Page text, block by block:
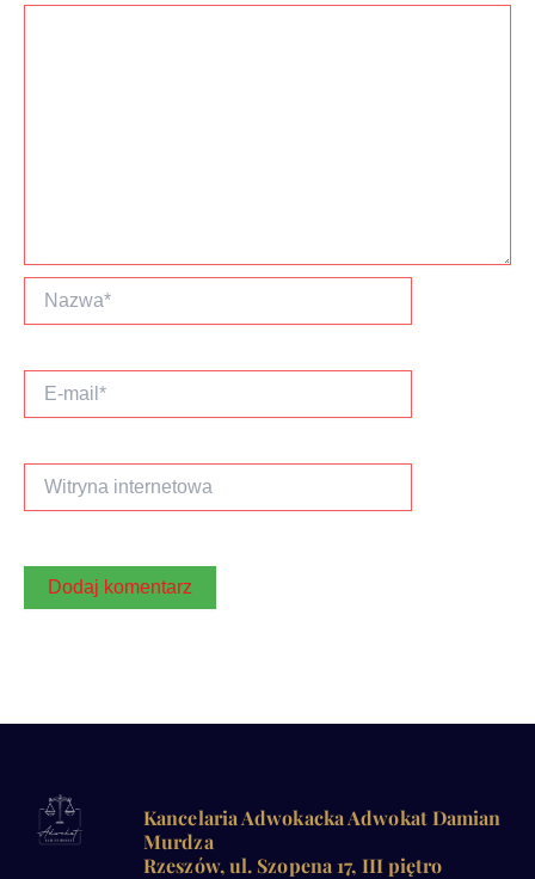
mail*
internetowa
Kancelaria Adwokacka Adwokat Damian
Murdza
Rzeszów, ul. Szopena 17, III piętro